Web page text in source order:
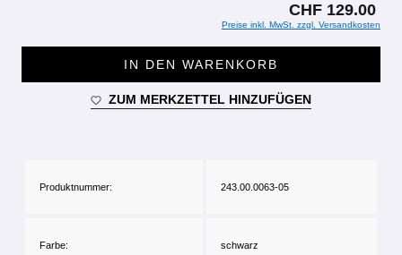
CHF 129.00
Preise inkl. MwSt. zzgl. Versandkosten
IN DEN WARENKORB
ZUM MERKZETTEL HINZUFÜGEN
Produktnummer: 243.00.0063-05
Farbe: schwarz